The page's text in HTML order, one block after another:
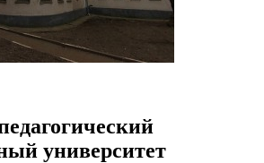
университет